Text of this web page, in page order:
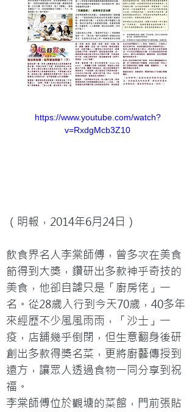
https://www.youtube.com/watch?
v=RxdgMcb3Z10
（明報，2014年6月24日）
飲食界名人李棠師傅，曾多次在美食
節得到大獎，鑽研出多款神乎奇技的
美食，他卻自謔只是「廚房佬」一
名。從28歲入行到今天70歲，40多年
來經歷不少風風雨雨，「沙士」一
疫，店舖幾乎倒閉，但生意翻身後研
創出多款得獎名菜，更將廚藝傳授到
遠方，讓眾人透過食物一同分享到祝
福。
李棠師傅位於觀塘的菜館，門前張貼